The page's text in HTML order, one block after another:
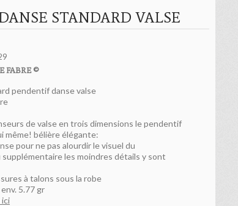
STANDARD VALSE
FABRE ©
pendentif danse valse
de valse en trois dimensions le pendentif
même! bélière élégante:
pour ne pas alourdir le visuel du
les moindres détails y sont
à talons sous la robe
5.77 gr
ici